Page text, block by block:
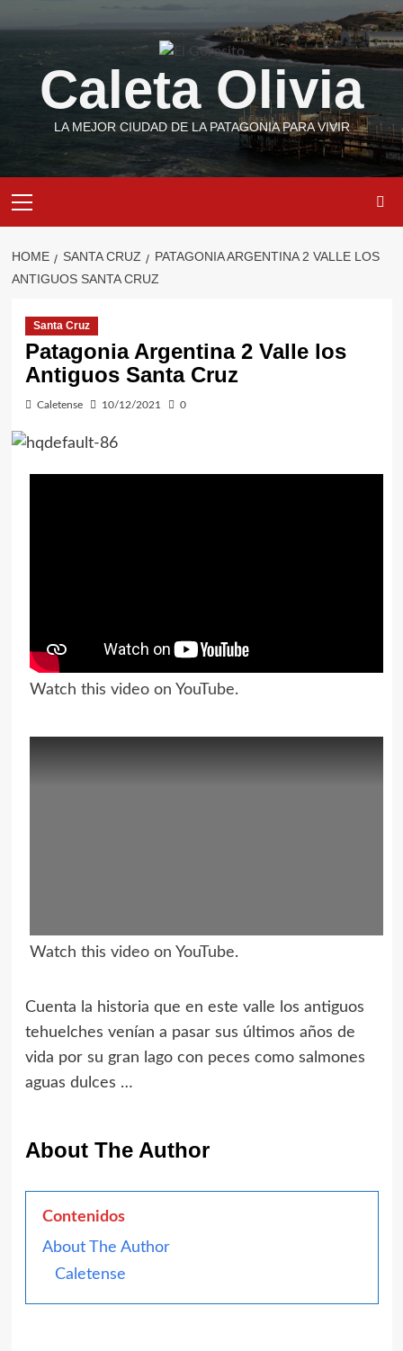
to
content
Caleta Olivia
LA MEJOR CIUDAD DE LA PATAGONIA PARA VIVIR
Menu
HOME SANTA CRUZ
PATAGONIA ARGENTINA 2 VALLE LOS
ANTIGUOS SANTA CRUZ
Santa Cruz
Patagonia Argentina 2 Valle los
Antiguos Santa Cruz
Caletense 10/12/2021 0
Watch this video on YouTube.
Watch this video on YouTube.
Cuenta la historia que en este valle los antiguos
tehuelches venían a pasar sus últimos años de
vida por su gran lago con peces como salmones
aguas dulces …
About The Author
Contenidos
About The Author
Caletense